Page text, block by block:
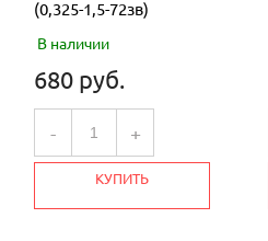
(0,325-1,5-72зв)
В наличии
680 руб.
- +
КУПИТЬ